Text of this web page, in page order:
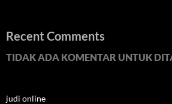
Recent Comments
TIDAK ADA KOMENTAR UNTUK
judi online